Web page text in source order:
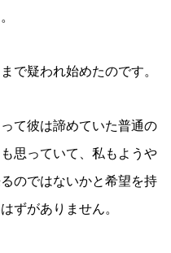
で疑われ始めたのです。
て彼は諦めていた普通の
思っていて、私もようや
のではないかと希望を持
ずがありません。